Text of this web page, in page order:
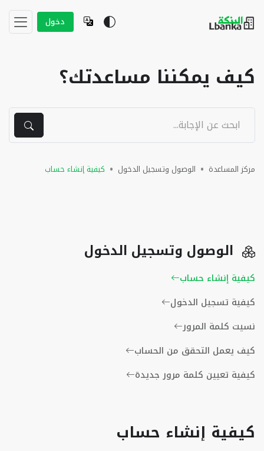
دخول
كيف يمكننا مساعدتك؟
مركز المساعدة الوصول وتسجيل الدخول كيفية إنشاء حساب
الوصول وتسجيل الدخول
كيفية إنشاء حساب
كيفية تسجيل الدخول
نسيت كلمة المرور
كيف يعمل التحقق من الحساب
كيفية تعيين كلمة مرور جديدة
كيفية إنشاء حساب